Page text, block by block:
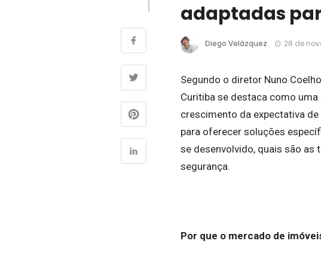
adaptadas
Diego Velázquez 28 de
Segundo o diretor Nuno
Curitiba se destaca como
crescimento da expectativa
para oferecer soluções
se desenvolvido, quais são
segurança.
Por que o mercado de